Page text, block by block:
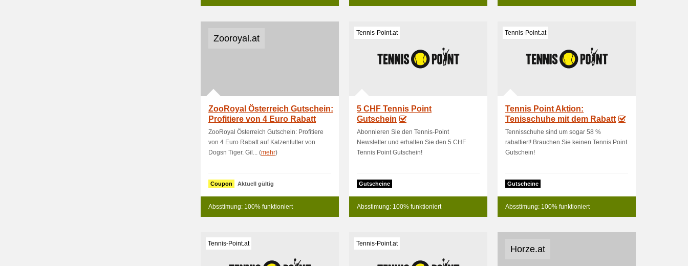
Zooroyal.at
ZooRoyal Österreich Gutschein:
Profitiere von 4 Euro Rabatt
ZooRoyal Österreich Gutschein: Profitiere
von 4 Euro Rabatt auf Katzenfutter von
Dogsn Tiger. Gil... (mehr)
Coupon Aktuell gültig
Absstimung: 100% funktioniert
Tennis-Point.at
5 CHF Tennis Point
Gutschein
Abonnieren Sie den Tennis-Point
Newsletter und erhalten Sie den 5 CHF
Tennis Point Gutschein!
Gutscheine
Absstimung: 100% funktioniert
Tennis-Point.at
Tennis Point Aktion:
Tenisschuhe mit dem Rabatt
Tennisschuhe sind um sogar 58 %
rabattiert! Brauchen Sie keinen Tennis Point
Gutschein!
Gutscheine
Absstimung: 100% funktioniert
Tennis-Point.at Tennis-Point.at
Horze.at